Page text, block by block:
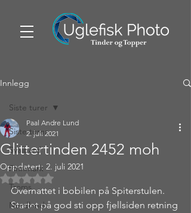
Innlegg
Siste turer
Svalbard
Finnmark
Troms
Nordland
Siste turer
Glittertinden 2452 moh
Paal Andre Lund
2. juli 2021
Oppdatert: 2. juli 2021
Gitt NaN av 5 stjerner.
Overnattet i bobilen på Spiterstulen.
Startet på god sti opp fjellsiden retning